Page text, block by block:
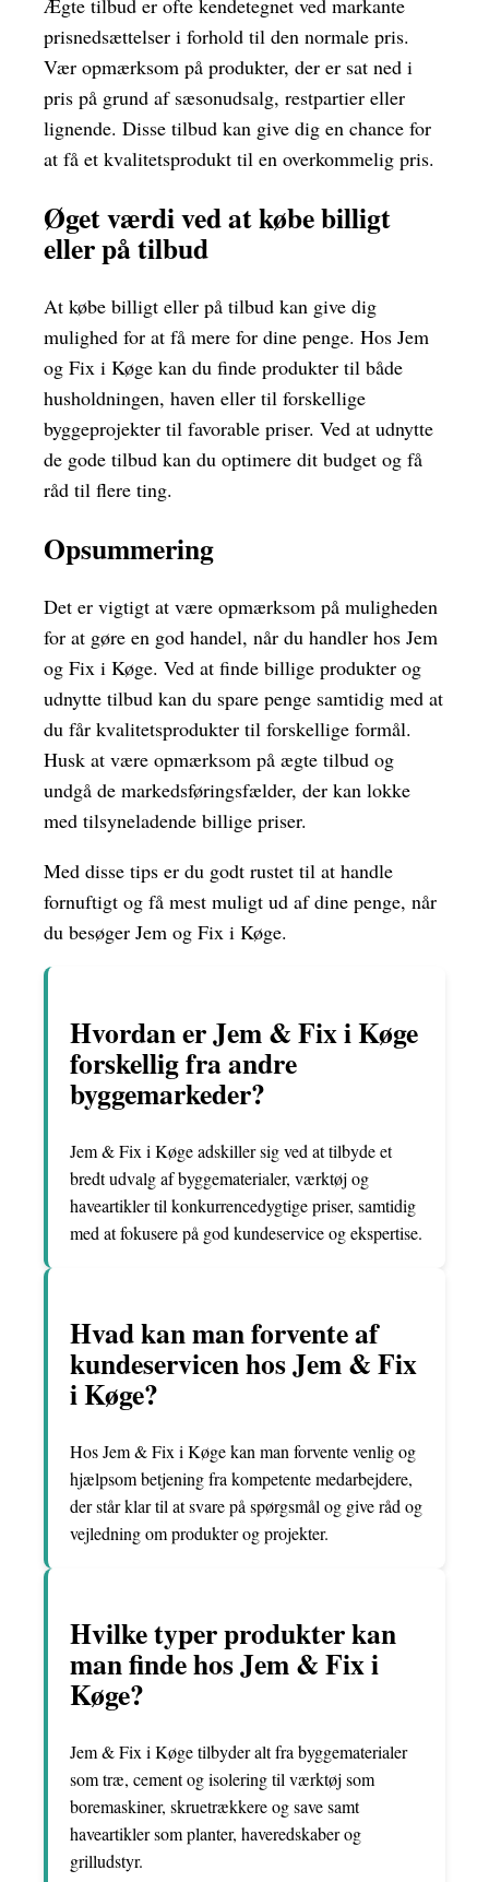
Ægte tilbud er ofte kendetegnet ved markante
prisnedsættelser i forhold til den normale pris.
Vær opmærksom på produkter, der er sat ned i
pris på grund af sæsonudsalg, restpartier eller
lignende. Disse tilbud kan give dig en chance for
at få et kvalitetsprodukt til en overkommelig pris.
Øget værdi ved at købe billigt
eller på tilbud
At købe billigt eller på tilbud kan give dig
mulighed for at få mere for dine penge. Hos Jem
og Fix i Køge kan du finde produkter til både
husholdningen, haven eller til forskellige
byggeprojekter til favorable priser. Ved at udnytte
de gode tilbud kan du optimere dit budget og få
råd til flere ting.
Opsummering
Det er vigtigt at være opmærksom på muligheden
for at gøre en god handel, når du handler hos Jem
og Fix i Køge. Ved at finde billige produkter og
udnytte tilbud kan du spare penge samtidig med at
du får kvalitetsprodukter til forskellige formål.
Husk at være opmærksom på ægte tilbud og
undgå de markedsføringsfælder, der kan lokke
med tilsyneladende billige priser.
Med disse tips er du godt rustet til at handle
fornuftigt og få mest muligt ud af dine penge, når
du besøger Jem og Fix i Køge.
Hvordan er Jem & Fix i Køge
forskellig fra andre
byggemarkeder?
Jem & Fix i Køge adskiller sig ved at tilbyde et
bredt udvalg af byggematerialer, værktøj og
haveartikler til konkurrencedygtige priser, samtidig
med at fokusere på god kundeservice og ekspertise.
Hvad kan man forvente af
kundeservicen hos Jem & Fix
i Køge?
Hos Jem & Fix i Køge kan man forvente venlig og
hjælpsom betjening fra kompetente medarbejdere,
der står klar til at svare på spørgsmål og give råd og
vejledning om produkter og projekter.
Hvilke typer produkter kan
man finde hos Jem & Fix i
Køge?
Jem & Fix i Køge tilbyder alt fra byggematerialer
som træ, cement og isolering til værktøj som
boremaskiner, skruetrækkere og save samt
haveartikler som planter, haveredskaber og
grilludstyr.